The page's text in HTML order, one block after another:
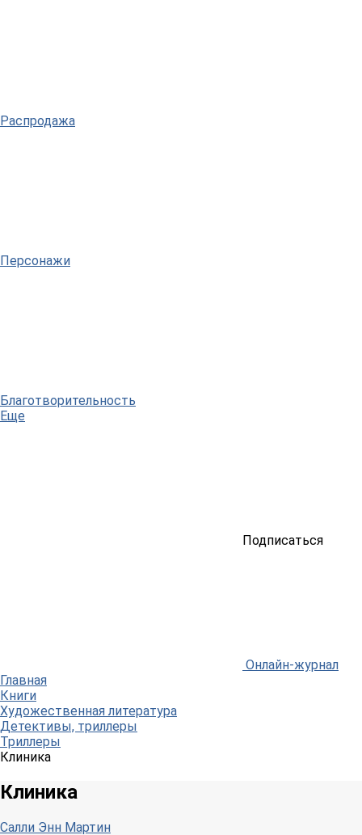
Распродажа
Персонажи
Благотворительность
Еще
Подписаться
Онлайн-журнал
Главная
Книги
Художественная литература
Детективы, триллеры
Триллеры
Клиника
Клиника
Салли Энн Мартин